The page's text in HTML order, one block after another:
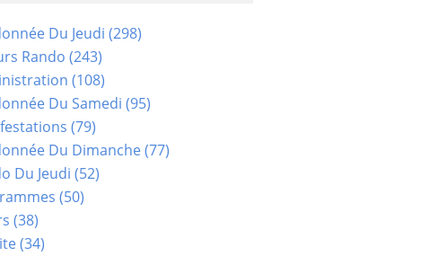
Du Jeudi (298)
Rando (243)
(108)
Du Samedi (95)
(79)
Du Dimanche(77)
Du Jeudi (52)
(50)
(38)
(34)